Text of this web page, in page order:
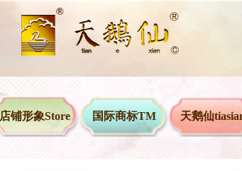
店铺形象Store 国际商标TM 天鹅仙